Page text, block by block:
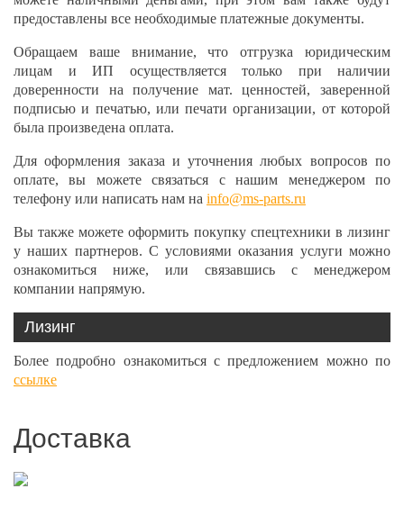
предоставлены все необходимые платежные документы.
Обращаем ваше внимание, что отгрузка юридическим
лицам и ИП осуществляется только при наличии
доверенности на получение мат. ценностей, заверенной
подписью и печатью, или печати организации, от которой
была произведена оплата.
Для оформления заказа и уточнения любых вопросов по
оплате, вы можете связаться с нашим менеджером по
телефону или написать нам на info@ms-parts.ru
Вы также можете оформить покупку спецтехники в лизинг
у наших партнеров. С условиями оказания услуги можно
ознакомиться ниже, или связавшись с менеджером
компании напрямую.
Лизинг
Более подробно ознакомиться с предложением можно по
ссылке
Доставка